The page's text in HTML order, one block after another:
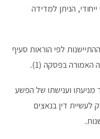
ייחודי, הניתן למדידה
לפי הוראות סעיף
וענישתו של הפשע
ולפי החוק לעשיית דין בנאצים